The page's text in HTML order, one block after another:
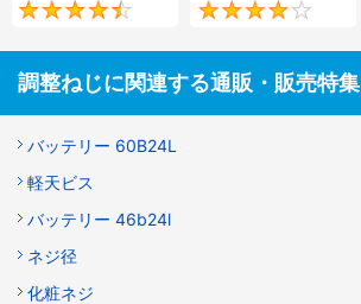
4.5
調整ねじに関連する通販・販売特集
バッテリー 60B24L
軽天ビス
バッテリー 46b24l
ネジ径
化粧ネジ